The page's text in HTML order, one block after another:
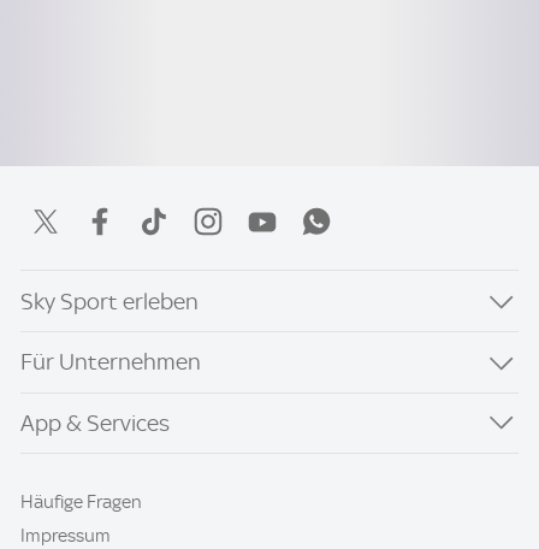
Sky Sport erleben
Für Unternehmen
App & Services
Häufige Fragen
Impressum